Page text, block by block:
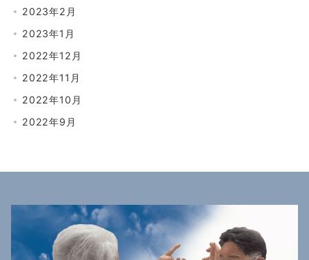
2023年2月
2023年1月
2022年12月
2022年11月
2022年10月
2022年9月